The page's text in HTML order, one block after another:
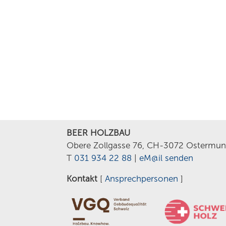
BEER HOLZBAU
Obere Zollgasse 76, CH-3072
T 031 934 22 88 eM@il senden
Kontakt [ Ansprechpersonen ]